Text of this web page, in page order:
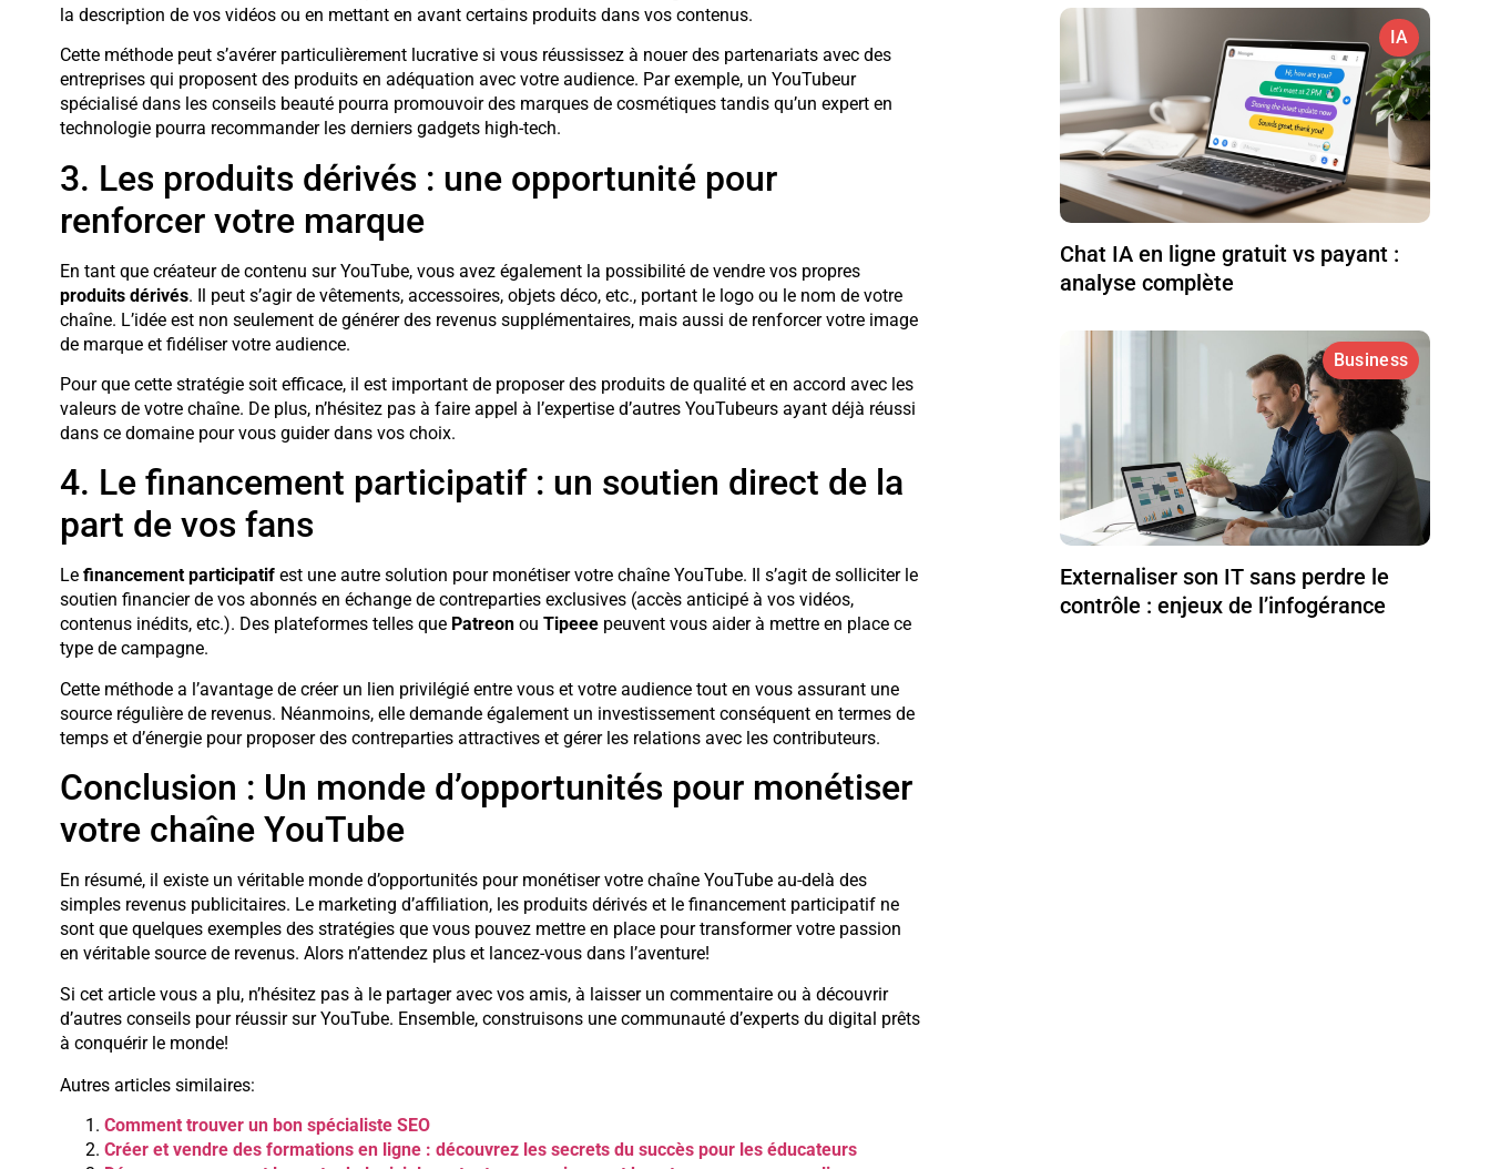
la description de vos vidéos ou en mettant en avant certains produits dans vos contenus.
Cette méthode peut s’avérer particulièrement lucrative si vous réussissez à nouer des partenariats avec des
entreprises qui proposent des produits en adéquation avec votre audience. Par exemple, un YouTubeur
spécialisé dans les conseils beauté pourra promouvoir des marques de cosmétiques tandis qu’un expert en
technologie pourra recommander les derniers gadgets high-tech.
3. Les produits dérivés : une opportunité pour
renforcer votre marque
En tant que créateur de contenu sur YouTube, vous avez également la possibilité de vendre vos propres
produits dérivés. Il peut s’agir de vêtements, accessoires, objets déco, etc., portant le logo ou le nom de votre
chaîne. L’idée est non seulement de générer des revenus supplémentaires, mais aussi de renforcer votre image
de marque et fidéliser votre audience.
Pour que cette stratégie soit efficace, il est important de proposer des produits de qualité et en accord avec les
valeurs de votre chaîne. De plus, n’hésitez pas à faire appel à l’expertise d’autres YouTubeurs ayant déjà réussi
dans ce domaine pour vous guider dans vos choix.
4. Le financement participatif : un soutien direct de la
part de vos fans
Le financement participatifest une autre solution pour monétiser votre chaîne YouTube. Il s’agit de solliciter le
soutien financier de vos abonnés en échange de contreparties exclusives (accès anticipé à vos vidéos,
contenus inédits, etc.). Des plateformes telles que Patreonou Tipeeepeuvent vous aider à mettre en place ce
type de campagne.
Cette méthode a l’avantage de créer un lien privilégié entre vous et votre audience tout en vous assurant une
source régulière de revenus. Néanmoins, elle demande également un investissement conséquent en termes de
temps et d’énergie pour proposer des contreparties attractives et gérer les relations avec les contributeurs.
Conclusion : Un monde d’opportunités pour monétiser
votre chaîne YouTube
En résumé, il existe un véritable monde d’opportunités pour monétiser votre chaîne YouTube au-delà des
simples revenus publicitaires. Le marketing d’affiliation, les produits dérivés et le financement participatif ne
sont que quelques exemples des stratégies que vous pouvez mettre en place pour transformer votre passion
en véritable source de revenus. Alors n’attendez plus et lancez-vous dans l’aventure!
Si cet article vous a plu, n’hésitez pas à le partager avec vos amis, à laisser un commentaire ou à découvrir
d’autres conseils pour réussir sur YouTube. Ensemble, construisons une communauté d’experts du digital prêts
à conquérir le monde!
Autres articles similaires:
Comment trouver un bon spécialiste SEO
Créer et vendre des formations en ligne : découvrez les secrets du succès pour les éducateurs
IA
Chat IA en ligne gratuit vs payant :
analyse complète
Business
Externaliser son IT sans perdre le
contrôle : enjeux de l’infogérance